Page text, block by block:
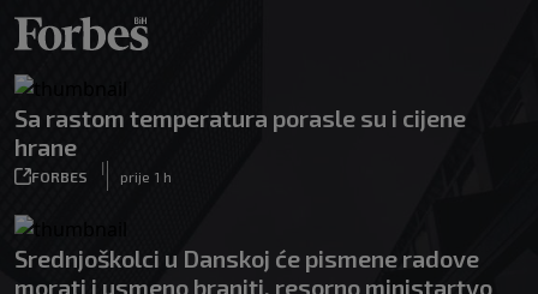
Sa rastom temperatura porasle su i cijene
hrane
FORBES
|
prije 1 h
Srednjoškolci u Danskoj će pismene radove
morati i usmeno braniti, resorno ministartvo